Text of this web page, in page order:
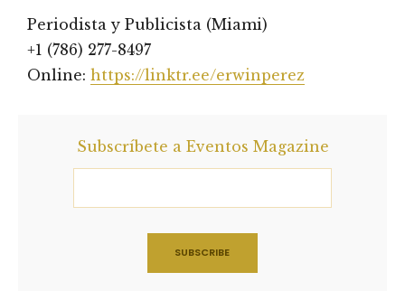
Periodista y Publicista (Miami)
+1 (786) 277-8497
Online: https://linktr.ee/erwinperez
Subscríbete a Eventos Magazine